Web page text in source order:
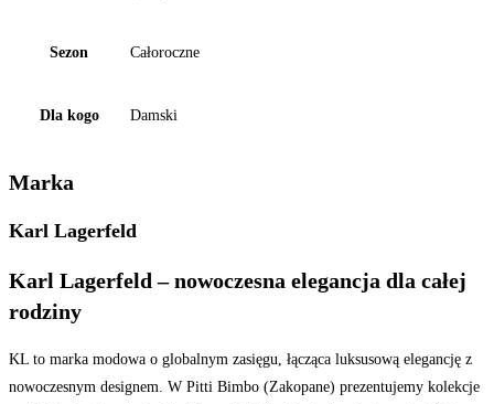
Sezon Całoroczne
Dla kogo Damski
Marka
Karl Lagerfeld
Karl Lagerfeld – nowoczesna elegancja dla całej
rodziny
KL to marka modowa o globalnym zasięgu, łącząca luksusową elegancję z
nowoczesnym designem. W Pitti Bimbo (Zakopane) prezentujemy kolekcje